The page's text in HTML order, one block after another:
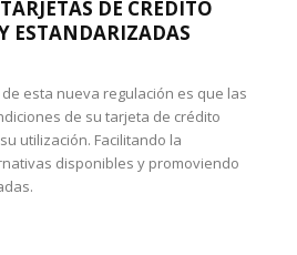
DE CRÉDITO
ESTANDARIZADAS
esta nueva regulación es que las
de su tarjeta de crédito
utilización. Facilitando la
disponibles y promoviendo